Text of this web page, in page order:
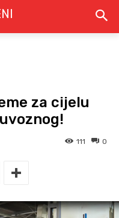
za cijelu
0
111